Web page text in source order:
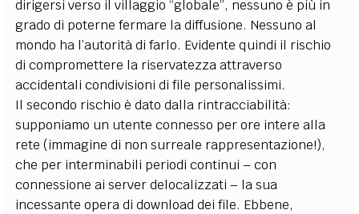
dirigersi verso il villaggio “globale”, nessuno è più in
grado di poterne fermare la diffusione. Nessuno al
mondo ha l’autorità di farlo. Evidente quindi il rischio
di compromettere la riservatezza attraverso
accidentali condivisioni di file personalissimi.
Il secondo rischio è dato dalla rintracciabilità:
supponiamo un utente connesso per ore intere alla
rete (immagine di non surreale rappresentazione!),
che per interminabili periodi continui – con
connessione ai server delocalizzati – la sua
incessante opera di download dei file. Ebbene,